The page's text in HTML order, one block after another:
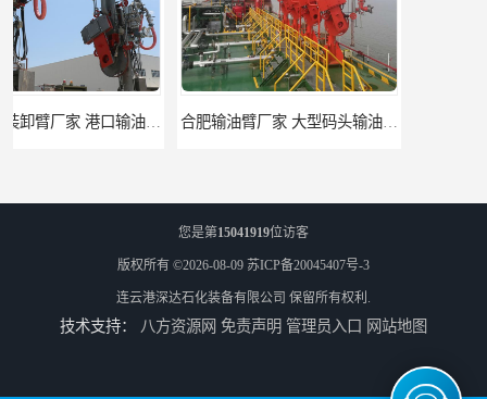
合肥输油臂厂家 大型码头输油臂 输油臂安装
您是第15041919位访客
版权所有 ©2026-08-09 苏ICP备20045407号-3
连云港深达石化装备有限公司 保留所有权利.
技术支持： 八方资源网 免责声明 管理员入口 网站地图